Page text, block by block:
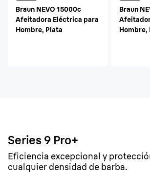
Braun NEVO 15000c
Afeitadora Eléctrica para
Hombre, Plata
Braun
Hombre,
Series 9 Pro+
Eficiencia excepcional y
cualquier densidad de barba.